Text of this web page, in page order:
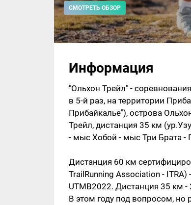
СМОТРЕТЬ ОБЗОР
Информация
"Ольхон Трейл" -
в 5-й раз, на территории
Прибайкалье"), острова
Трейл, дистанция 35 км
- мыс Хобой - мыс Три Брата -
Дистанция 60 км
TrailRunning Association -
UTMB2022. Дистанция 35 км
В этом году под вопросом,